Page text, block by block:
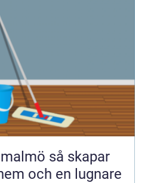
skapar
och en lugnare